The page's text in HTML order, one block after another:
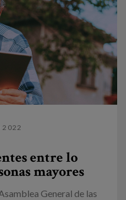
2022
entre lo
mayores
General de las